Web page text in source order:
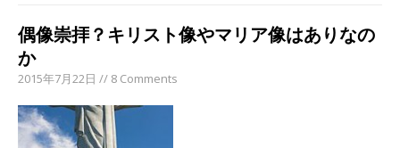
偶像崇拝？キリスト像やマリア像はありなの
か
2015年7月22日 // 8 Comments